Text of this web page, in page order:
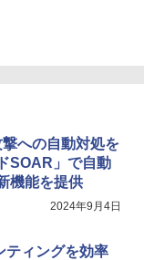
への自動対処を
SOAR」で自動
機能を提供
2024年9月4日
ティングを効率